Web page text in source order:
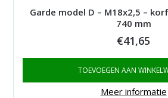
Garde model D – M18x2,5 –
740 mm
€41,65
TOEVOEGEN AAN
Meer informatie